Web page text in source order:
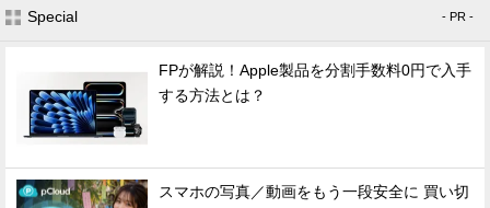
Special - PR -
FPが解説！Apple製品を分割手数料0円で入手
する方法とは？
スマホの写真／動画をもう一段安全に 買い切